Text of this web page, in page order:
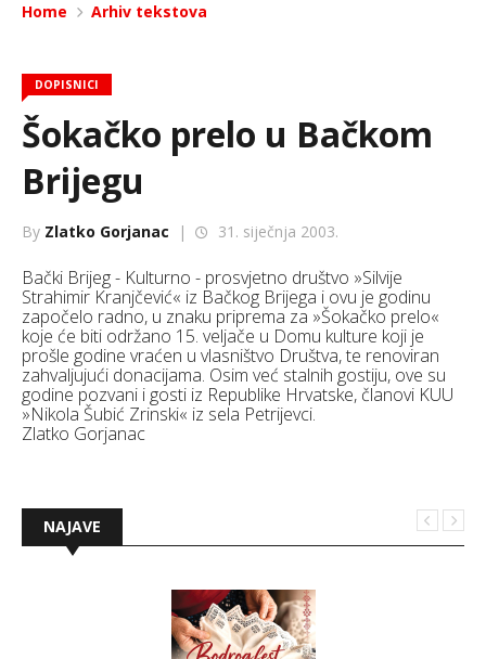
Home Arhiv tekstova
DOPISNICI
Šokačko prelo u Bačkom
Brijegu
By Zlatko Gorjanac | 31. siječnja 2003.
Bački Brijeg - Kulturno - prosvjetno društvo »Silvije
Strahimir Kranjčević« iz Bačkog Brijega i ovu je godinu
započelo radno, u znaku priprema za »Šokačko prelo«
koje će biti održano 15. veljače u Domu kulture koji je
prošle godine vraćen u vlasništvo Društva, te renoviran
zahvaljujući donacijama. Osim već stalnih gostiju, ove su
godine pozvani i gosti iz Republike Hrvatske, članovi KUU
»Nikola Šubić Zrinski« iz sela Petrijevci.
Zlatko Gorjanac
NAJAVE